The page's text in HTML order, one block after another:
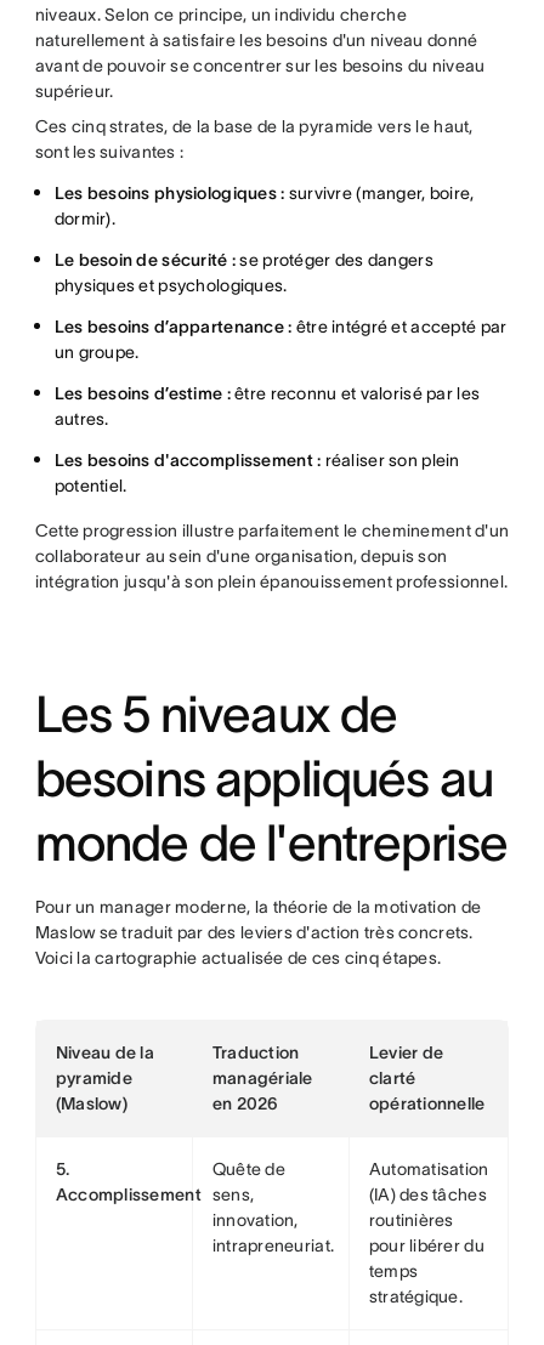
niveaux. Selon ce principe, un individu cherche
naturellement à satisfaire les besoins d'un niveau donné
avant de pouvoir se concentrer sur les besoins du niveau
supérieur.
Ces cinq strates, de la base de la pyramide vers le haut,
sont les suivantes :
Les besoins physiologiques : survivre (manger, boire,
dormir).
Le besoin de sécurité :se protéger des dangers
physiques et psychologiques.
Les besoins d’appartenance : être intégré et accepté par
un groupe.
Les besoins d’estime :être reconnu et valorisé par les
autres.
Les besoins d'accomplissement : réaliser son plein
potentiel.
Cette progression illustre parfaitement le cheminement d'un
collaborateur au sein d'une organisation, depuis son
intégration jusqu'à son plein épanouissement professionnel.
Les 5 niveaux de
besoins appliqués au
monde de l'entreprise
Pour un manager moderne, la théorie de la motivation de
Maslow se traduit par des leviers d'action très concrets.
Voici la cartographie actualisée de ces cinq étapes.
Niveau de la
pyramide
(Maslow)
Traduction
managériale
en 2026
Levier de
clarté
opérationnelle
5.
Accomplissement
Quête de
sens,
innovation,
intrapreneuriat.
Automatisation
(IA) des tâches
routinières
pour libérer du
temps
stratégique.